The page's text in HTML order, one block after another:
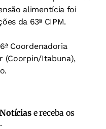
alimentícia foi
da 63ª CIPM.
Coordenadoria
(Coorpin/Itabuna),
e receba os